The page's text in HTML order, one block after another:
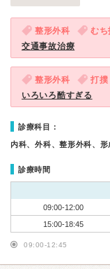
整形外科 むち
交通事故治療
整形外科 打撲
いろいろ酷すぎる
診療科目：
内科、外科、整形外科、
診療時間
09:00-12:00
15:00-18:45
09:00-12:45